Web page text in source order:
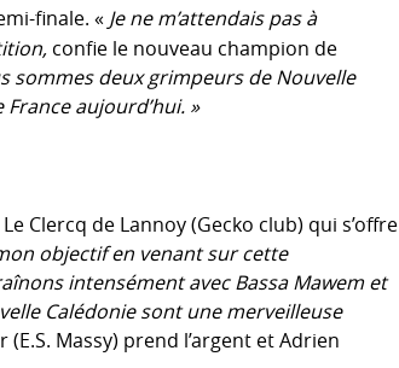
finale. « Je ne m’attendais pas à
confie le nouveau champion de
sommes deux grimpeurs de Nouvelle
aujourd’hui. »
Clercq de Lannoy (Gecko club) qui s’offre
objectif en venant sur cette
intensément avec Bassa Mawem et
Calédonie sont une merveilleuse
(E.S. Massy) prend l’argent et Adrien